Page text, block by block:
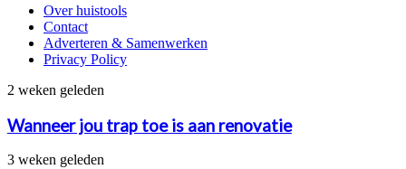
Over huistools
Contact
Adverteren & Samenwerken
Privacy Policy
Wanneer
trap
toe
is
2 weken geleden
Wanneer jou trap toe is aan renovatie
Betonvloer
3 weken geleden